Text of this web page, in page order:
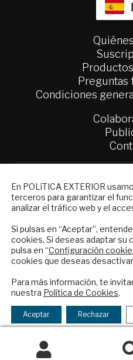
Condiciones
Informe Semanal
Exterior. Todos los
Legal|Política de
Financiado por el
Recuperación,
España Next
Declaración
En POLíTICA EXTERIOR
terceros para garantizar el
analizar el tráfico web y el
Si pulsas en “Aceptar”,
cookies. Si deseas adaptar su
pulsa en “Configuración
cookies que deseas
Para más información, te
nuestra Política de Cookies.
Aceptar Rechazar
NEWSLETTER
Suscríbase a
reciba en su correo
internacional en
Checkbox
acepto
la
política
de
política de privacidad